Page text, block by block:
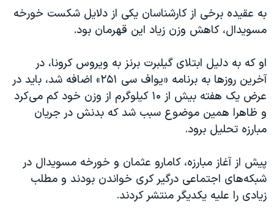
به عقیده برخی از کارشناسان یکی از دلایل شکست خورخه
مسویدال، کاهش وزن زیاد این قهرمان بود.
او که به دلیل ابتلای گیلبرت برنز به ویروس کرونا، در
آخرین روزها به برنامه «یو‌اف سی ۲۵۱» اضافه شد، باید در
عرض یک هفته بیش از ۱۰ کیلوگرم از وزن خود کم می‌کرد
و ظاهرا همین موضوع سبب شد که بدنش در جریان
مبارزه تحلیل برود.
پیش از آغاز مبارزه، کامارو عثمان و خورخه مسویدال در
شبکه‌های اجتماعی درگیر کری خواندن بودند و مطلب
زیادی را علیه یکدیگر منتشر کردند.